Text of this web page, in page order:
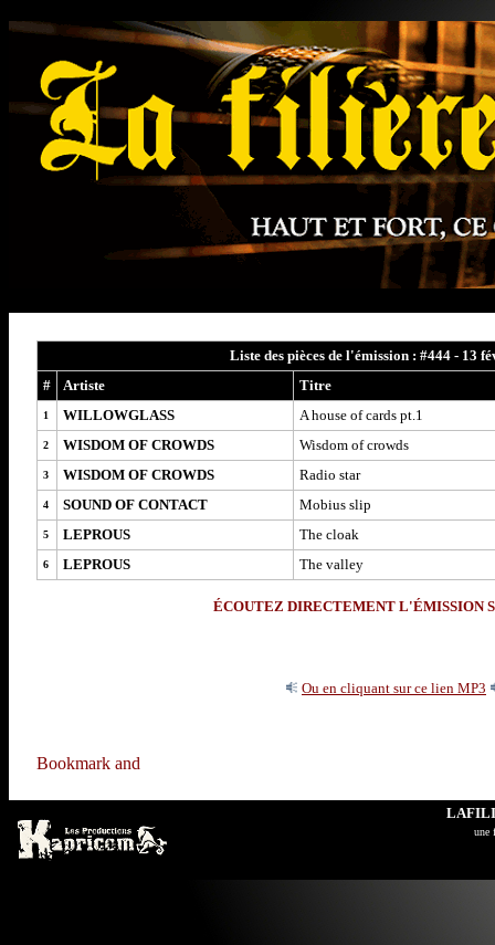
Liste des pièces de l'émission : #444 - 13
#
Artiste Titre
1 WILLOWGLASS A house of cards pt.1
2 WISDOM OF CROWDS Wisdom of crowds
3 WISDOM OF CROWDS Radio star
4 SOUND OF CONTACT Mobius slip
5 LEPROUS The cloak
6 LEPROUS The valley
ÉCOUTEZ DIRECTEMENT L'ÉMISSION
Ou en cliquant sur ce lien MP3
une